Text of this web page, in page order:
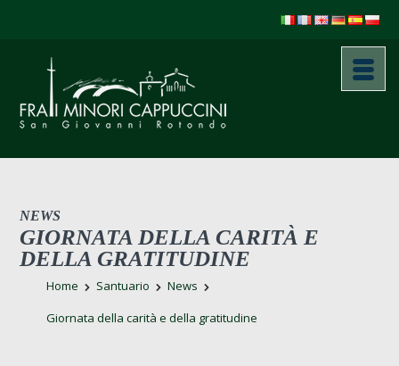
NEWS
GIORNATA DELLA CARITÀ E
DELLA GRATITUDINE
Home Santuario
News
Giornata della carità e della gratitudine